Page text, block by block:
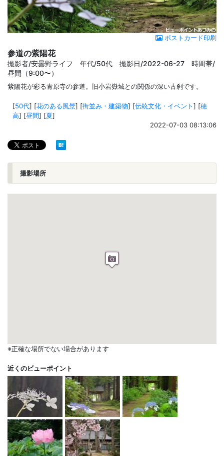
ポストカード印刷
参道の紫陽花
撮影者/安曇野ライフ 年代/50代 撮影日/2022-06-27 時間帯/
昼間（9:00〜）
紫陽花が彩る青原寺の参道。旧小岩嶽城との関係の深い古刹です。
[50代] [花のある風景] [街並み・建築物] [伝統文化・イベント] [穂
高] [昼間] [夏]
2022-07-03 08:13:06
撮影場所
※正確な場所でない場合があります
近くのビューポイント